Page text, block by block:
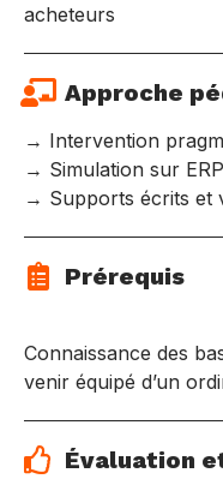
acheteurs
Approche
→ Intervention
→ Simulation sur
→ Supports écrits et
Prérequis
Connaissance des
venir équipé d’un
Évaluation